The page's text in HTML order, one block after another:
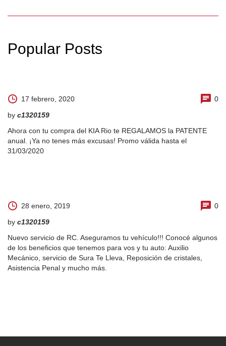
Popular Posts
17 febrero, 2020
0
by c1320159
Ahora con tu compra del KIA Rio te REGALAMOS la PATENTE
anual. ¡Ya no tenes más excusas! Promo válida hasta el
31/03/2020
28 enero, 2019
0
by c1320159
Nuevo servicio de RC. Aseguramos tu vehículo!!! Conocé algunos
de los beneficios que tenemos para vos y tu auto: Auxilio
Mecánico, servicio de Sura Te Lleva, Reposición de cristales,
Asistencia Penal y mucho más.